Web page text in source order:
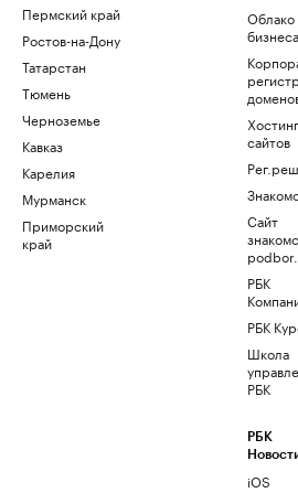
Пермский край
Ростов-на-Дону
Татарстан
Тюмень
Черноземье
Кавказ
Карелия
Мурманск
Приморский
край
Облако
бизнеса
Хостинг
сайтов
Сайт
РБК
РБК
Школа
РБК
РБК
iOS